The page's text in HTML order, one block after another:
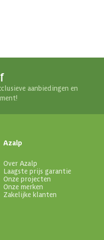
aanbiedingen en
Azalp
Over Azalp
Laagste prijs garantie
Onze projecten
Onze merken
Zakelijke klanten